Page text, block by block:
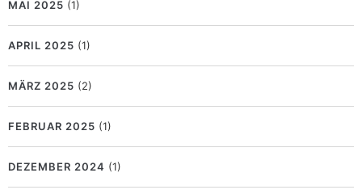
MAI 2025 (1)
APRIL 2025 (1)
MÄRZ 2025 (2)
FEBRUAR 2025 (1)
DEZEMBER 2024 (1)